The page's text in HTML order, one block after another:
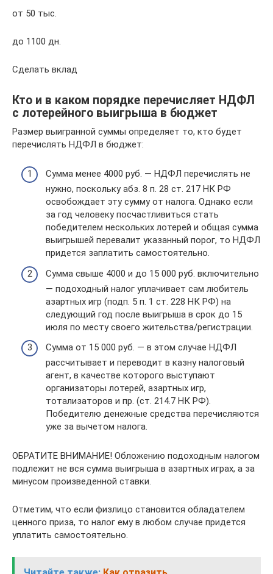
от 50 тыс.
до 1100 дн.
Сделать вклад
Кто и в каком порядке перечисляет НДФЛ
с лотерейного выигрыша в бюджет
Размер выигранной суммы определяет то, кто будет
перечислять НДФЛ в бюджет:
Сумма менее 4000 руб. — НДФЛ перечислять не
нужно, поскольку абз. 8 п. 28 ст. 217 НК РФ
освобождает эту сумму от налога. Однако если
за год человеку посчастливиться стать
победителем нескольких лотерей и общая сумма
выигрышей перевалит указанный порог, то НДФЛ
придется заплатить самостоятельно.
Сумма свыше 4000 и до 15 000 руб. включительно
— подоходный налог уплачивает сам любитель
азартных игр (подп. 5 п. 1 ст. 228 НК РФ) на
следующий год после выигрыша в срок до 15
июля по месту своего жительства/регистрации.
Сумма от 15 000 руб. — в этом случае НДФЛ
рассчитывает и переводит в казну налоговый
агент, в качестве которого выступают
организаторы лотерей, азартных игр,
тотализаторов и пр. (ст. 214.7 НК РФ).
Победителю денежные средства перечисляются
уже за вычетом налога.
ОБРАТИТЕ ВНИМАНИЕ! Обложению подоходным налогом
подлежит не вся сумма выигрыша в азартных играх, а за
минусом произведенной ставки.
Отметим, что если физлицо становится обладателем
ценного приза, то налог ему в любом случае придется
уплатить самостоятельно.